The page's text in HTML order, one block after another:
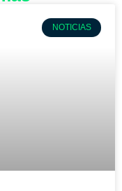
NOTICIAS